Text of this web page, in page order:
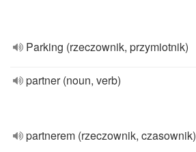
Parking (rzeczownik, przymiotnik)
partner (noun, verb)
partnerem (rzeczownik, czasownik)